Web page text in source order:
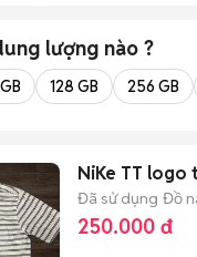
lượng nào ?
128 GB 256 GB
NiKe TT logo
Đã sử dụng Đồ
250.000 đ